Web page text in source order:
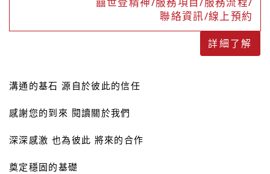
聯絡資訊/線上預約
詳細了解
溝通的基石 源自於彼此的信任
感謝您的到來 閱讀關於我們
深深感激 也為彼此 將來的合作
奠定穩固的基礎